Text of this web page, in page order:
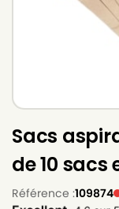
Sacs
de 10 sacs
Référence :109874